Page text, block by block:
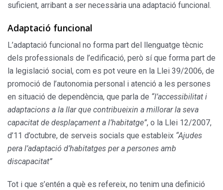
suficient, arribant a ser necessària una adaptació funcional.
Adaptació funcional
L’adaptació funcional no forma part del llenguatge tècnic
dels professionals de l’edificació, però sí que forma part de
la legislació social, com es pot veure en la Llei 39/2006, de
promoció de l’autonomia personal i atenció a les persones
en situació de dependència, que parla de “l’accessibilitat i
adaptacions a la llar que contribueixin a millorar la seva
capacitat de desplaçament a l’habitatge”, o la Llei 12/2007,
d’11 d’octubre, de serveis socials que estableix “Ajudes
pera l’adaptació d’habitatges per a persones amb
discapacitat”
Tot i que s’entén a què es refereix, no tenim una definició